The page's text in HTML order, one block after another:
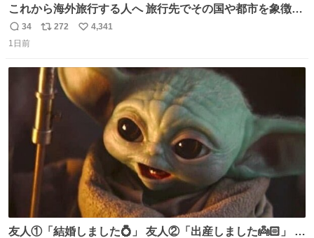
これから海外旅行する人へ 旅行先でその国や都市を象徴す
る マグネットを買って欲しい。 僕は交換留学してた1年間
で20カ国回ったけど、旅行先で必ずマグネットを買い、今
どそれぞれのマグネットを見る度に旅の思い出が鮮明によ
みがえります。
返
信
34
リ
ト
数
272
い
数
4,341
1日前
友人①「結婚しました💍」 友人②「出産しました👼🏻」 友